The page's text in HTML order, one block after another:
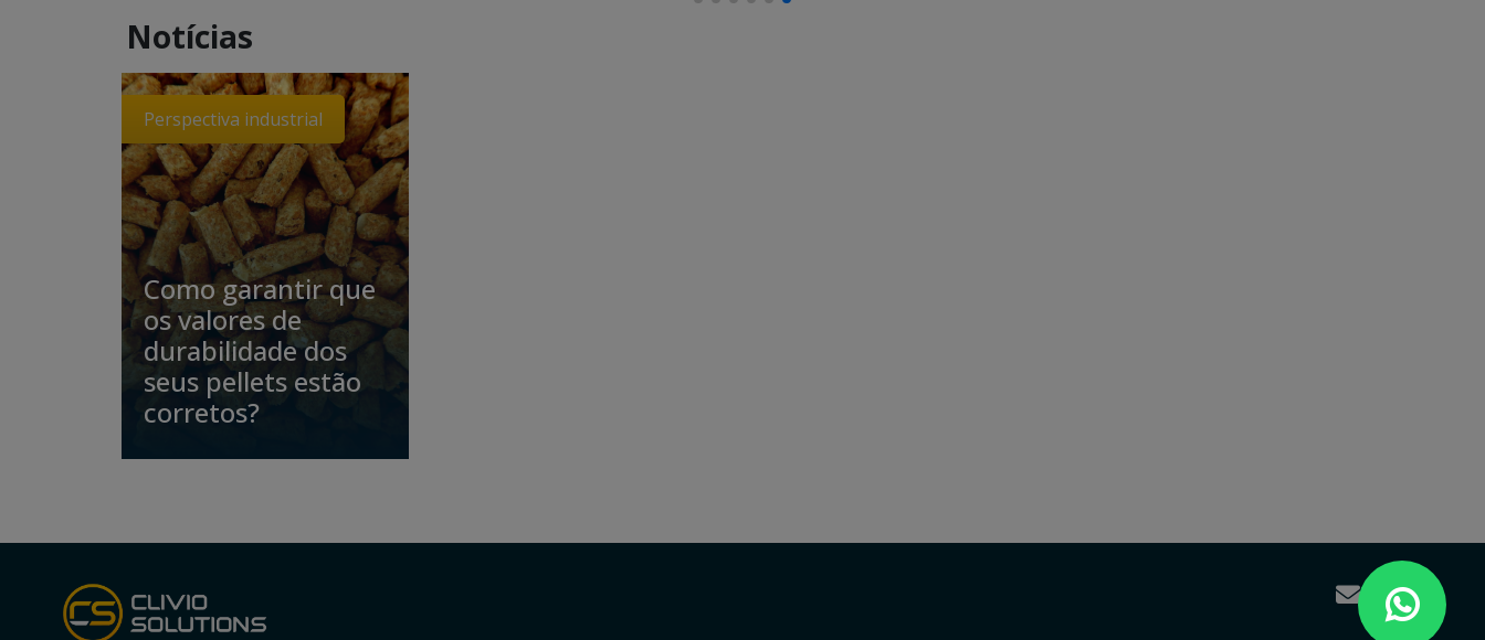
Notícias
Perspectiva industrial
Como garantir que
os valores de
durabilidade dos
seus pellets estão
corretos?